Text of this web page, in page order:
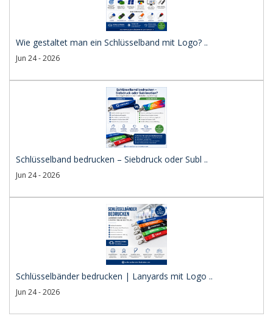
Wie gestaltet man ein Schlüsselband mit Logo? ..
Jun 24 - 2026
Schlüsselband bedrucken – Siebdruck oder Subl ..
Jun 24 - 2026
Schlüsselbänder bedrucken | Lanyards mit Logo ..
Jun 24 - 2026